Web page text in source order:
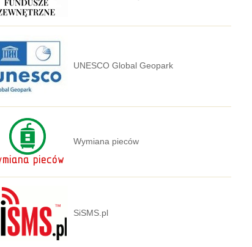
UNESCO Global Geopark
Wymiana pieców
SiSMS.pl